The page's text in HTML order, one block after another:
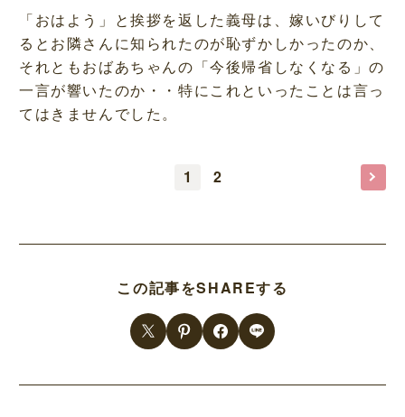
「おはよう」と挨拶を返した義母は、嫁いびりして
るとお隣さんに知られたのが恥ずかしかったのか、
それともおばあちゃんの「今後帰省しなくなる」の
一言が響いたのか・・特にこれといったことは言っ
てはきませんでした。
1 2
この記事をSHAREする